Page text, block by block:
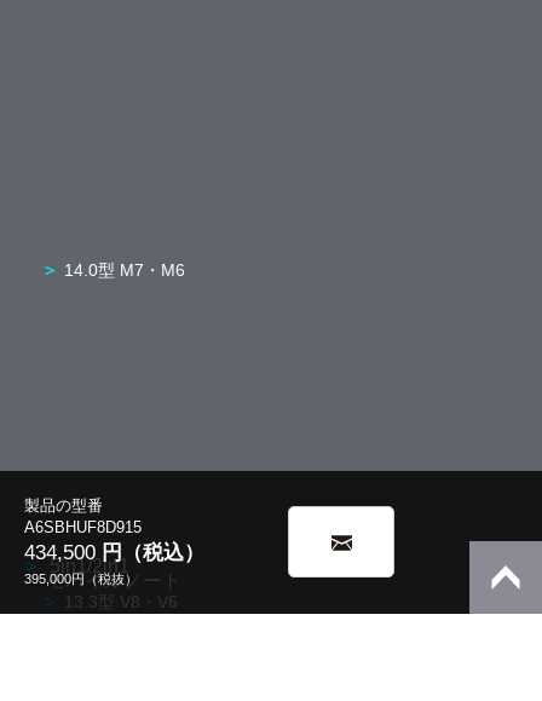
製品の型番
A6SBHUF8D915
434,500 円（税込）
395,000円（税抜）
14.0型 M7・M6
5in1/2in1
モバイルノート
13.3型 V8・V6